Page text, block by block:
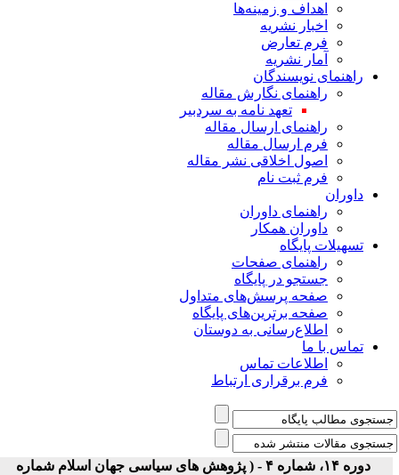
اهداف و زمینه‌ها
اخبار نشریه
فرم تعارض
آمار نشریه
راهنمای نویسندگان
راهنمای نگارش مقاله
تعهد نامه به سردبیر
راهنمای ارسال مقاله
فرم ارسال مقاله
اصول اخلاقی نشر مقاله
فرم ثبت نام
داوران
راهنمای داوران
داوران همکار
تسهیلات پایگاه
راهنمای صفحات
جستجو در پایگاه
صفحه پرسش‌های متداول
صفحه برترین‌های پایگاه
اطلاع‌رسانی به دوستان
تماس با ما
اطلاعات تماس
فرم برقراری ارتباط
دوره ۱۴، شماره ۴ - ( پژوهش های سیاسی جهان اسلام شماره